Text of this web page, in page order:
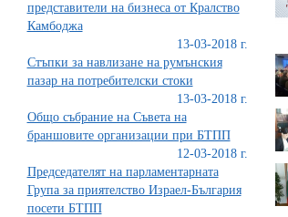
представители на бизнеса от Кралство
Камбоджа
13-03-2018 г.
Стъпки за навлизане на румънския
пазар на потребителски стоки
13-03-2018 г.
Общо събрание на Съвета на
браншовите организации при БТПП
12-03-2018 г.
Председателят на парламентарната
Група за приятелство Израел-България
посети БТПП